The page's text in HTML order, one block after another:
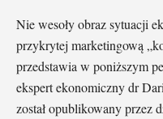
Nie wesoły obraz sytuacji
przykrytej marketingową
przedstawia w poniższym
ekspert ekonomiczny dr
został opublikowany przez